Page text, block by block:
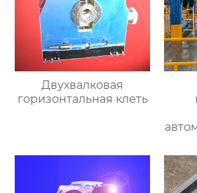
Двухвалковая
горизонтальная клеть